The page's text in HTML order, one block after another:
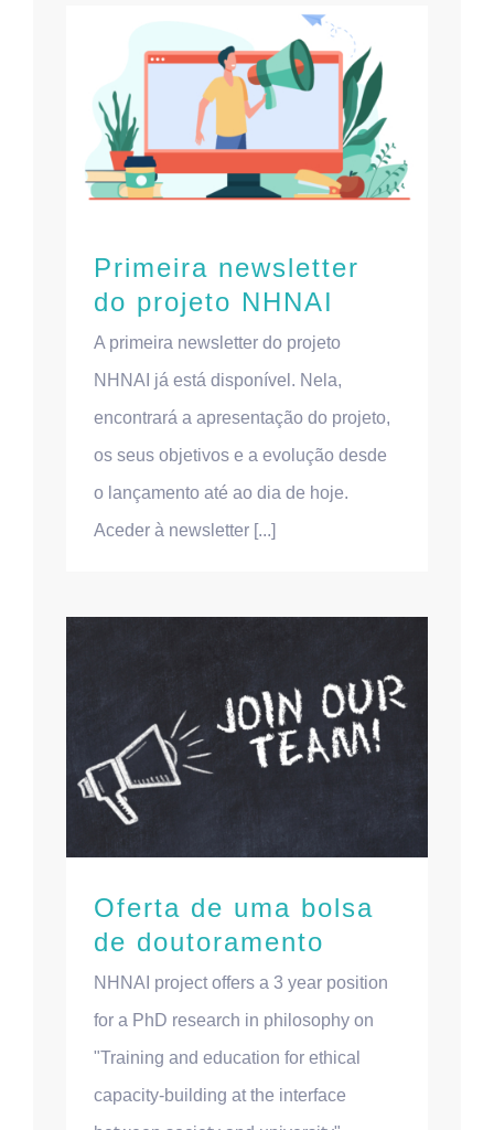
Primeira newsletter
do projeto NHNAI
A primeira newsletter do projeto
NHNAI já está disponível. Nela,
encontrará a apresentação do projeto,
os seus objetivos e a evolução desde
o lançamento até ao dia de hoje.
Aceder à newsletter [...]
Oferta de uma bolsa
de doutoramento
NHNAI project offers a 3 year position
for a PhD research in philosophy on
"Training and education for ethical
capacity-building at the interface